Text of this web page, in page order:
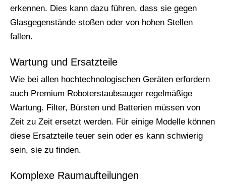
erkennen. Dies kann dazu führen, dass sie gegen
Glasgegenstände stoßen oder von hohen Stellen
fallen.
Wartung und Ersatzteile
Wie bei allen hochtechnologischen Geräten erfordern
auch Premium Roboterstaubsauger regelmäßige
Wartung. Filter, Bürsten und Batterien müssen von
Zeit zu Zeit ersetzt werden. Für einige Modelle können
diese Ersatzteile teuer sein oder es kann schwierig
sein, sie zu finden.
Komplexe Raumaufteilungen